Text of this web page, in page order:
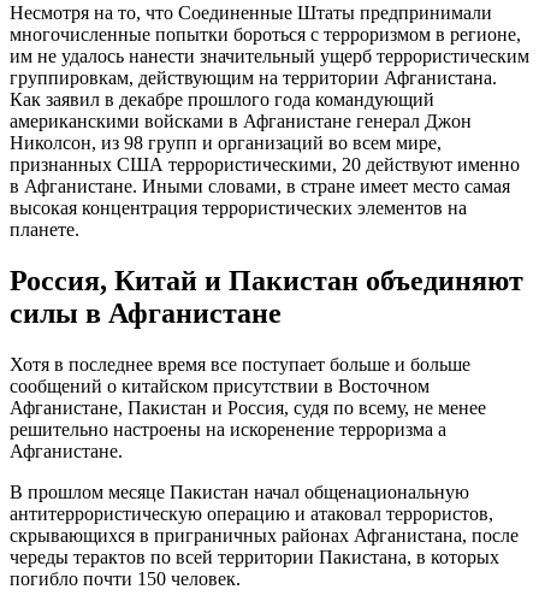
Несмотря на то, что Соединенные Штаты предпринимали
многочисленные попытки бороться с терроризмом в регионе,
им не удалось нанести значительный ущерб террористическим
группировкам, действующим на территории Афганистана.
Как заявил в декабре прошлого года командующий
американскими войсками в Афганистане генерал Джон
Николсон, из 98 групп и организаций во всем мире,
признанных США террористическими, 20 действуют именно
в Афганистане. Иными словами, в стране имеет место самая
высокая концентрация террористических элементов на
планете.
Россия, Китай и Пакистан объединяют
силы в Афганистане
Хотя в последнее время все поступает больше и больше
сообщений о китайском присутствии в Восточном
Афганистане, Пакистан и Россия, судя по всему, не менее
решительно настроены на искоренение терроризма а
Афганистане.
В прошлом месяце Пакистан начал общенациональную
антитеррористическую операцию и атаковал террористов,
скрывающихся в приграничных районах Афганистана, после
череды терактов по всей территории Пакистана, в которых
погибло почти 150 человек.